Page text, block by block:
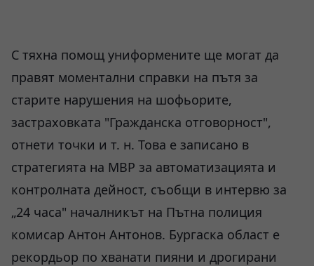
С тяхна помощ униформените ще могат да
правят моментални справки на пътя за
старите нарушения на шофьорите,
застраховката "Гражданска отговорност",
отнети точки и т. н. Това е записано в
стратегията на МВР за автоматизацията и
контролната дейност, съобщи в интервю за
„24 часа" началникът на Пътна полиция
комисар Антон Антонов. Бургаска област е
рекордьор по хванати пияни и дрогирани